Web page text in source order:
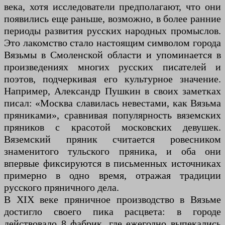
века, хотя исследователи предполагают, что они
появились еще раньше, возможно, в более ранние
периоды развития русских народных промыслов.
Это лакомство стало настоящим символом города
Вязьмы в Смоленской области и упоминается в
произведениях многих русских писателей и
поэтов, подчеркивая его культурное значение.
Например, Александр Пушкин в своих заметках
писал: «Москва славилась невестами, как Вязьма
пряниками», сравнивая популярность вяземских
пряников с красотой московских девушек.
Вяземский пряник считается ровесником
знаменитого тульского пряника, и оба они
впервые фиксируются в письменных источниках
примерно в одно время, отражая традиции
русского пряничного дела.
В XIX веке пряничное производство в Вязьме
достигло своего пика расцвета: в городе